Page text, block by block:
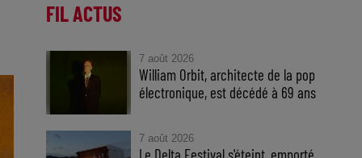
FIL ACTUS
7 août 2026
William Orbit, architecte de la pop
électronique, est décédé à 69 ans
7 août 2026